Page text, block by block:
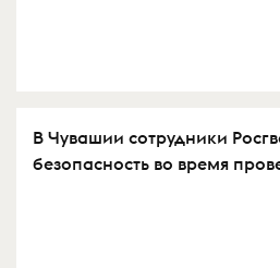
В Чувашии сотрудники
безопасность во время